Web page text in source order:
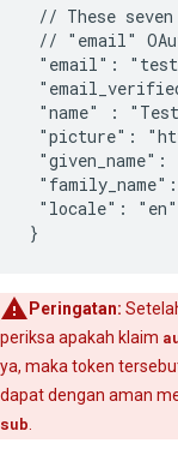
// These
// "email"
"email":
"name" :
"picture":
"locale": "en"
}
Peringatan:
periksa apakah klaim
ya, maka token
dapat dengan aman
sub